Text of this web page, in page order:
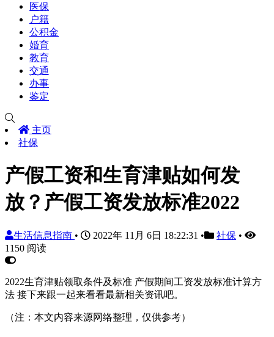
医保
户籍
公积金
婚育
教育
交通
办事
鉴定
主页
社保
产假工资和生育津贴如何发
放？产假工资发放标准2022
生活信息指南 • 2022年 11月 6日 18:22:31 • 社保 •
1150 阅读
2022生育津贴领取条件及标准 产假期间工资发放标准计算方
法 接下来跟一起来看看最新相关资讯吧。
（注：本文内容来源网络整理，仅供参考）